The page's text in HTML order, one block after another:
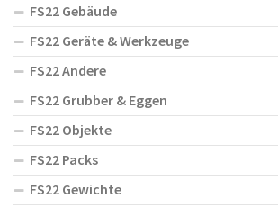
FS22 Gebäude
FS22 Geräte & Werkzeuge
FS22 Andere
FS22 Grubber & Eggen
FS22 Objekte
FS22 Packs
FS22 Gewichte